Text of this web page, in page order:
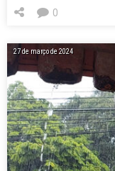
0
27 de março de 2024